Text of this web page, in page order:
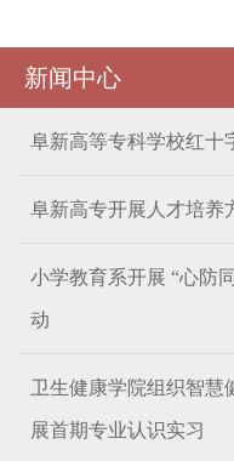
新闻中心
阜新高等专科学校红十
阜新高专开展人才培养
小学教育系开展 “心防
动
卫生健康学院组织智慧
展首期专业认识实习